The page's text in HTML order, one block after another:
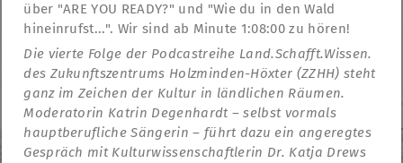
über "ARE YOU READY?" und "Wie du in den Wald
hineinrufst...". Wir sind ab Minute 1:08:00 zu hören!
Die vierte Folge der Podcastreihe Land.Schafft.Wissen.
des Zukunftszentrums Holzminden-Höxter (ZZHH) steht
ganz im Zeichen der Kultur in ländlichen Räumen.
Moderatorin Katrin Degenhardt – selbst vormals
hauptberufliche Sängerin – führt dazu ein angeregtes
Gespräch mit Kulturwissenschaftlerin Dr. Katja Drews